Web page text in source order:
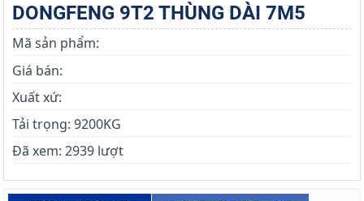
DONGFENG 9T2 THÙNG DÀI 7M5
Mã sản phẩm:
Giá bán:
Xuất xứ:
Tải trọng: 9200KG
Đã xem: 2939 lượt